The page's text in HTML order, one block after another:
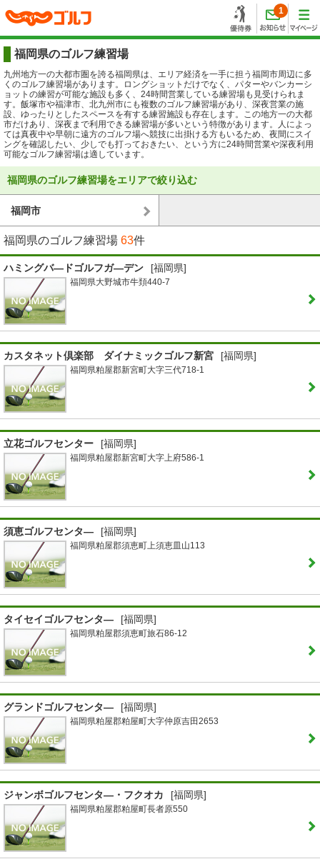
1
福岡県のゴルフ練習場
九州地方一の大都市圏を誇る福岡県は、エリア経済を一手に担う福岡市周辺に多
くのゴルフ練習場があります。ロングショットだけでなく、パターやバンカーシ
ョットの練習が可能な施設も多く、24時間営業している練習場も見受けられま
す。飯塚市や福津市、北九州市にも複数のゴルフ練習場があり、深夜営業の施
設、ゆったりとしたスペースを有する練習施設も存在します。この地方一の大都
市だけあり、深夜まで利用できる練習場が多いという特徴があります。人によっ
ては真夜中や早朝に遠方のゴルフ場へ競技に出掛ける方もいるため、夜間にスイ
ングを確認したい、少しでも打っておきたい、という方に24時間営業や深夜利用
可能なゴルフ練習場は適しています。
福岡県のゴルフ練習場をエリアで絞り込む
福岡市
福岡県のゴルフ練習場 63件
ハミングバ―ドゴルフガ―デン [福岡県]
福岡県大野城市牛頚440-7
カスタネット倶楽部 ダイナミックゴルフ新宮 [福岡県]
福岡県粕屋郡新宮町大字三代718-1
立花ゴルフセンター [福岡県]
福岡県粕屋郡新宮町大字上府586-1
須恵ゴルフセンタ― [福岡県]
福岡県粕屋郡須恵町上須恵皿山113
タイセイゴルフセンタ― [福岡県]
福岡県粕屋郡須恵町旅石86-12
グランドゴルフセンタ― [福岡県]
福岡県粕屋郡粕屋町大字仲原吉田2653
ジャンボゴルフセンタ―・フクオカ [福岡県]
福岡県粕屋郡粕屋町長者原550